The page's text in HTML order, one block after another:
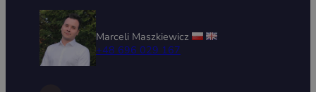
Marceli Maszkiewicz
+48 696 029 167